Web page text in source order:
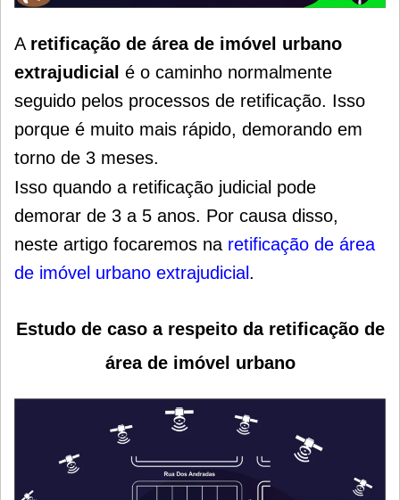
A retificação de área de imóvel urbano
extrajudicial é o caminho normalmente
seguido pelos processos de retificação. Isso
porque é muito mais rápido, demorando em
torno de 3 meses.
Isso quando a retificação judicial pode
demorar de 3 a 5 anos. Por causa disso,
neste artigo focaremos na retificação de área
de imóvel urbano extrajudicial.
Estudo de caso a respeito da retificação de
área de imóvel urbano